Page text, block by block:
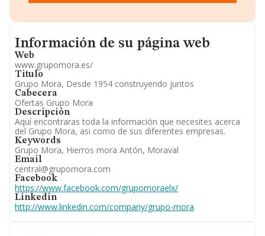
Información oficial y registral complementaria.
Informacion de su página web
Información de su página web
Web
www.grupomora.es/
Titulo
Grupo Mora, Desde 1954 construyendo juntos
Cabecera
Ofertas Grupo Mora
Descripción
Aquí encontraras toda la información que necesites acerca
del Grupo Mora, asi como de sus diferentes empresas.
Keywords
Grupo Mora, Hierros mora Antón, Moraval
Email
central@grupomora.com
Facebook
https://www.facebook.com/grupomoraelx/
Linkedin
http://www.linkedin.com/company/grupo-mora